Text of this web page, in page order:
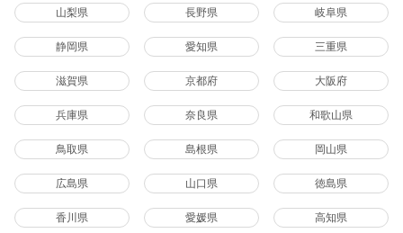
山梨県 長野県 岐阜県
静岡県 愛知県 三重県
滋賀県 京都府 大阪府
兵庫県 奈良県 和歌山県
鳥取県 島根県 岡山県
広島県 山口県 徳島県
香川県 愛媛県 高知県